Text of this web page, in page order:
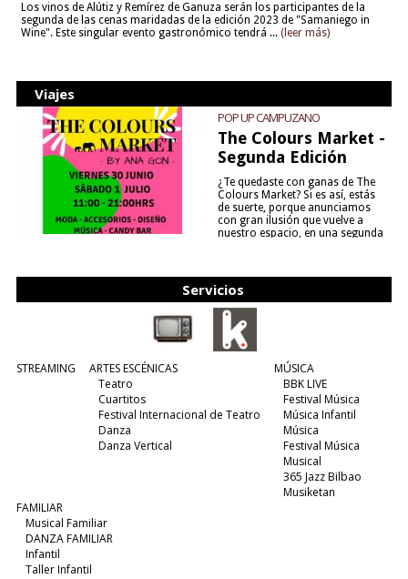
Los vinos de Alútiz y Remírez de Ganuza serán los participantes de la
segunda de las cenas maridadas de la edición 2023 de "Samaniego in
Wine". Este singular evento gastronómico tendrá ... (leer más)
Viajes
POP UP CAMPUZANO
The Colours Market -
Segunda Edición
¿Te quedaste con ganas de The
Colours Market? Si es así, estás
de suerte, porque anunciamos
con gran ilusión que vuelve a
nuestro espacio, en una segunda
Servicios
STREAMING
ARTES ESCÉNICAS
Teatro
Cuartitos
Festival Internacional de Teatro
Danza
Danza Vertical
MÚSICA
BBK LIVE
Festival Música
Música Infantil
Música
Festival Música
Musical
365 Jazz Bilbao
Musiketan
FAMILIAR
Musical Familiar
DANZA FAMILIAR
Infantil
Taller Infantil